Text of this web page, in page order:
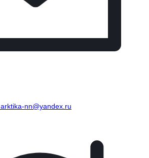
arktika-nn@yandex.ru